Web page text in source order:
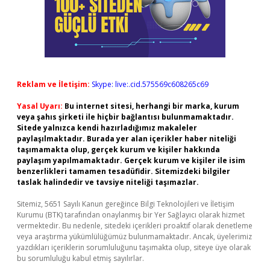
Reklam ve İletişim: Skype: live:.cid.575569c608265c69
Yasal Uyarı: Bu internet sitesi, herhangi bir marka, kurum
veya şahıs şirketi ile hiçbir bağlantısı bulunmamaktadır.
Sitede yalnızca kendi hazırladığımız makaleler
paylaşılmaktadır. Burada yer alan içerikler haber niteliği
taşımamakta olup, gerçek kurum ve kişiler hakkında
paylaşım yapılmamaktadır. Gerçek kurum ve kişiler ile isim
benzerlikleri tamamen tesadüfidir. Sitemizdeki bilgiler
taslak halindedir ve tavsiye niteliği taşımazlar.
Sitemiz, 5651 Sayılı Kanun gereğince Bilgi Teknolojileri ve İletişim
Kurumu (BTK) tarafından onaylanmış bir Yer Sağlayıcı olarak hizmet
vermektedir. Bu nedenle, sitedeki içerikleri proaktif olarak denetleme
veya araştırma yükümlülüğümüz bulunmamaktadır. Ancak, üyelerimiz
yazdıkları içeriklerin sorumluluğunu taşımakta olup, siteye üye olarak
bu sorumluluğu kabul etmiş sayılırlar.